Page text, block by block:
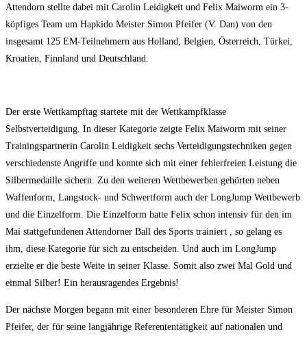
Attendorn stellte dabei mit Carolin Leidigkeit und Felix Maiworm ein 3-
köpfiges Team um Hapkido Meister Simon Pfeifer (V. Dan) von den
insgesamt 125 EM-Teilnehmern aus Holland, Belgien, Österreich, Türkei,
Kroatien, Finnland und Deutschland.
Der erste Wettkampftag startete mit der Wettkampfklasse
Selbstverteidigung. In dieser Kategorie zeigte Felix Maiworm mit seiner
Trainingspartnerin Carolin Leidigkeit sechs Verteidigungstechniken gegen
verschiedenste Angriffe und konnte sich mit einer fehlerfreien Leistung die
Silbermedaille sichern. Zu den weiteren Wettbewerben gehörten neben
Waffenform, Langstock- und Schwertform auch der LongJump Wettbewerb
und die Einzelform. Die Einzelform hatte Felix schon intensiv für den im
Mai stattgefundenen Attendorner Ball des Sports trainiert , so gelang es
ihm, diese Kategorie für sich zu entscheiden. Und auch im LongJump
erzielte er die beste Weite in seiner Klasse. Somit also zwei Mal Gold und
einmal Silber! Ein herausragendes Ergebnis!
Der nächste Morgen begann mit einer besonderen Ehre für Meister Simon
Pfeifer, der für seine langjährige Referententätigkeit auf nationalen und